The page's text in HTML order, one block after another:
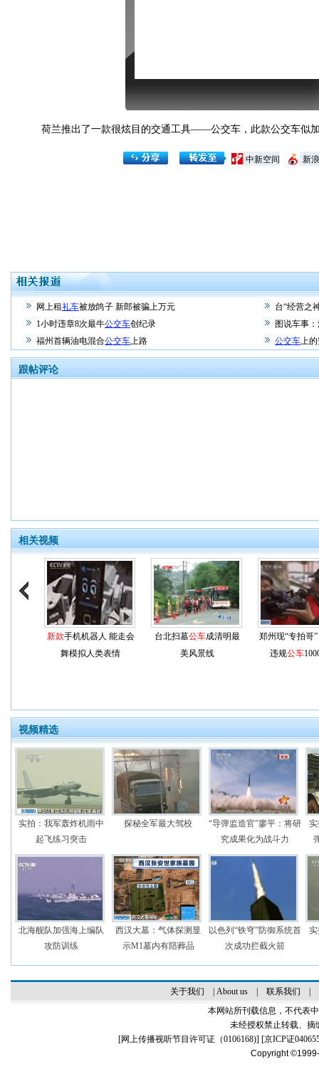
荷兰推出了一款很炫目的交通工具——公交车，此款公交车似加
新
中新空间
网上租礼车被放鸽子 新郎被骗上万元
台“经营之
1小时违章8次最牛公交车创纪录
图说车事
福州首辆油电混合公交车上路 公交车上
跟帖评论
相关视频
新款手机机器人 能走会
舞模拟人类表情
台北扫墓公车成清明最
美风景线
郑州现“专拍哥
违规公车
视频精选
实拍：我军轰炸机雨中
起飞练习突击
探秘全军最大驾校
“导弹监造官”廖平：将研
究成果化为战斗力
北海舰队加强海上编队
攻防训练
西汉大墓：气体探测显
示M1墓内有陪葬品
以色列“铁穹”防御系统首
次成功拦截火箭
关于我们 About us| 联系我们
本网站所刊载信息，不代表
未经授权禁止转载、摘
[网上传播视听节目许可证（0106168)] [京ICP证
Copyright